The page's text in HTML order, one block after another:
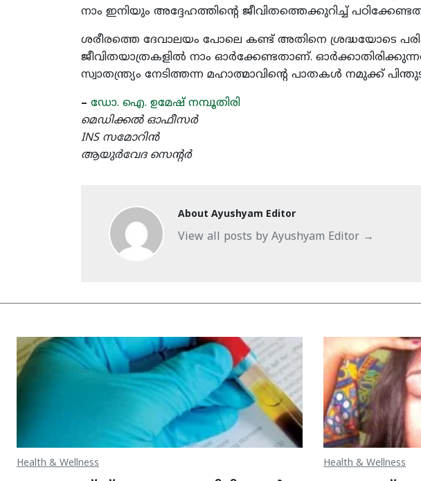
നാം ഇനിയും അദ്ദേഹത്തിന്‍റെ ജീവിതത്തെക്കുറിച്ച്
ശരീരത്തെ ദേവാലയം പോലെ കണ്ട് അതിനെ ശ്രദ്ധയോടെ
ജീവിതയാത്രകളില്‍ നാം ഓര്‍ക്കേണ്ടതാണ്.
സ്വാതന്ത്ര്യം നേടിത്തന്ന മഹാത്മാവിന്‍റെ പാതകള്‍ നമുക്ക്
– ഡോ. ഐ. ഉമേഷ് നമ്പൂതിരി
മെഡിക്കല്‍ ഓഫീസര്‍
INS സമോറിന്‍
ആയുര്‍വേദ സെന്‍റര്‍
About Ayushyam Editor
View all posts by Ayushyam Editor →
Health & Wellness Health & Wellness